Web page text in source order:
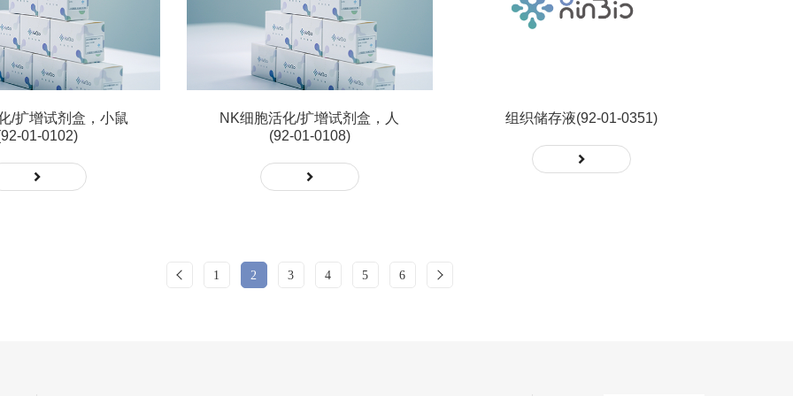
/扩增试剂盒，小鼠
01-0102)
NK细胞活化/扩增试剂盒，人
(92-01-0108)
组织储存液(92-01-0351)
1 2 3 4 5 6